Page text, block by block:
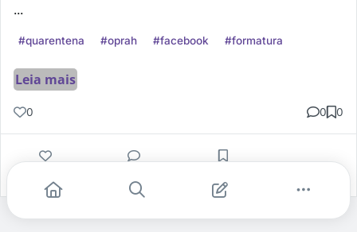
...
#quarentena #oprah #facebook #formatura
Leia mais
0 0 0